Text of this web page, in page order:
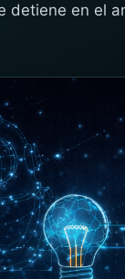
detiene en el